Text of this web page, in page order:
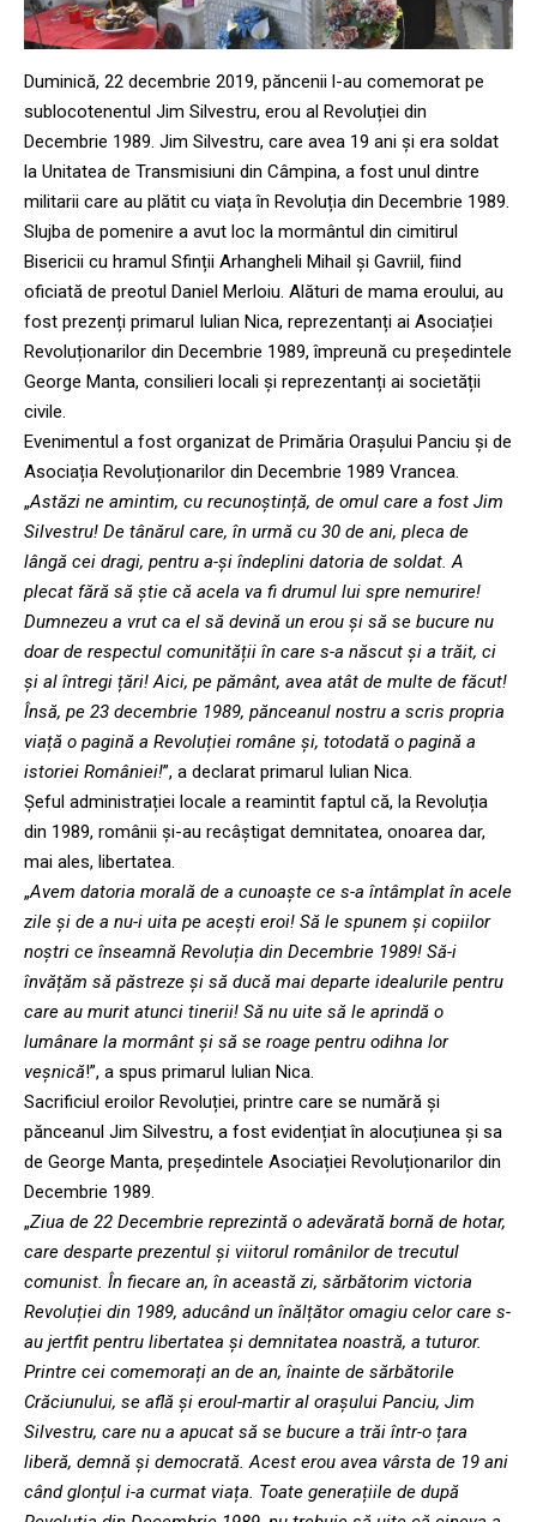
Duminică, 22 decembrie 2019, păncenii l-au comemorat pe
sublocotenentul Jim Silvestru, erou al Revoluției din
Decembrie 1989. Jim Silvestru, care avea 19 ani și era soldat
la Unitatea de Transmisiuni din Câmpina, a fost unul dintre
militarii care au plătit cu viața în Revoluția din Decembrie 1989.
Slujba de pomenire a avut loc la mormântul din cimitirul
Bisericii cu hramul Sfinții Arhangheli Mihail și Gavriil, fiind
oficiată de preotul Daniel Merloiu. Alături de mama eroului, au
fost prezenți primarul Iulian Nica, reprezentanți ai Asociației
Revoluționarilor din Decembrie 1989, împreună cu președintele
George Manta, consilieri locali și reprezentanți ai societății
civile.
Evenimentul a fost organizat de Primăria Orașului Panciu și de
Asociația Revoluționarilor din Decembrie 1989 Vrancea.
„Astăzi ne amintim, cu recunoștință, de omul care a fost Jim
Silvestru! De tânărul care, în urmă cu 30 de ani, pleca de
lângă cei dragi, pentru a-și îndeplini datoria de soldat. A
plecat fără să știe că acela va fi drumul lui spre nemurire!
Dumnezeu a vrut ca el să devină un erou și să se bucure nu
doar de respectul comunității în care s-a născut și a trăit, ci
și al întregi țări! Aici, pe pământ, avea atât de multe de făcut!
Însă, pe 23 decembrie 1989, pănceanul nostru a scris propria
viață o pagină a Revoluției române și, totodată o pagină a
istoriei României!”, a declarat primarul Iulian Nica.
Șeful administrației locale a reamintit faptul că, la Revoluția
din 1989, românii și-au recâștigat demnitatea, onoarea dar,
mai ales, libertatea.
„Avem datoria morală de a cunoaște ce s-a întâmplat în acele
zile și de a nu-i uita pe acești eroi! Să le spunem și copiilor
noștri ce înseamnă Revoluția din Decembrie 1989! Să-i
învățăm să păstreze și să ducă mai departe idealurile pentru
care au murit atunci tinerii! Să nu uite să le aprindă o
lumânare la mormânt și să se roage pentru odihna lor
veșnică!”, a spus primarul Iulian Nica.
Sacrificiul eroilor Revoluției, printre care se numără și
pănceanul Jim Silvestru, a fost evidențiat în alocuțiunea și sa
de George Manta, președintele Asociației Revoluționarilor din
Decembrie 1989.
„Ziua de 22 Decembrie reprezintă o adevărată bornă de hotar,
care desparte prezentul și viitorul românilor de trecutul
comunist. În fiecare an, în această zi, sărbătorim victoria
Revoluției din 1989, aducând un înălțător omagiu celor care s-
au jertfit pentru libertatea și demnitatea noastră, a tuturor.
Printre cei comemorați an de an, înainte de sărbătorile
Crăciunului, se află și eroul-martir al orașului Panciu, Jim
Silvestru, care nu a apucat să se bucure a trăi într-o țara
liberă, demnă și democrată. Acest erou avea vârsta de 19 ani
când glonțul i-a curmat viața. Toate generațiile de după